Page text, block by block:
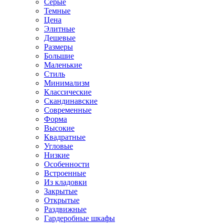
Серые
Темные
Цена
Элитные
Дешевые
Размеры
Большие
Маленькие
Стиль
Минимализм
Классические
Скандинавские
Современные
Форма
Высокие
Квадратные
Угловые
Низкие
Особенности
Встроенные
Из кладовки
Закрытые
Открытые
Раздвижные
Гардеробные шкафы